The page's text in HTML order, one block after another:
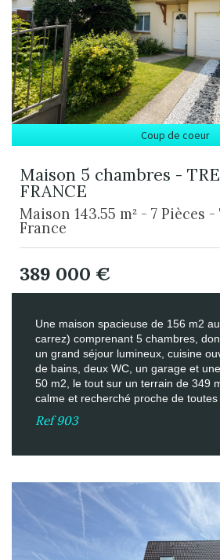
Coup de coeur
Maison 5 chambres -
FRANCE
Maison 143.55 m² - 7 Pièces
France
389 000 €
Une maison spacieuse de 156 m2
carrez) comprenant 5 chambres,
un grand séjour lumineux, cuisine
de bains, deux WC, un garage et
50 m2, le tout sur un terrain de 349
calme et recherché proche de toutes
Ref903